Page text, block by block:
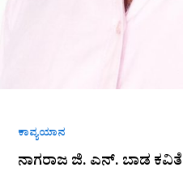
ಕಾವ್ಯಯಾನ
ನಾಗರಾಜ ಜಿ. ಎನ್. ಬಾಡ